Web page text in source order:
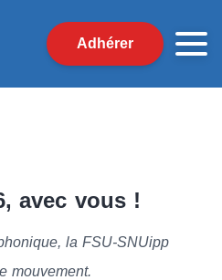
Adhérer
avec vous !
la FSU-SNUipp
mouvement.